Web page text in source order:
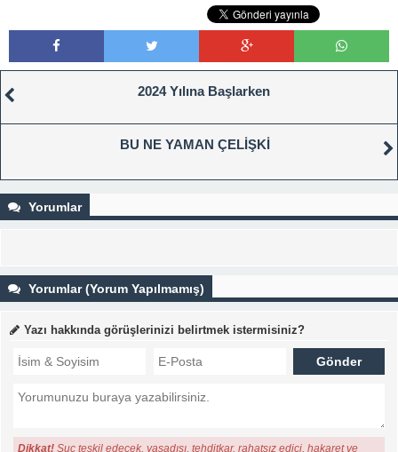
2024 Yılına Başlarken
BU NE YAMAN ÇELİŞKİ
Yorumlar
Yorumlar (Yorum Yapılmamış)
Yazı hakkında görüşlerinizi belirtmek istermisiniz?
Dikkat! Suç teşkil edecek, yasadışı, tehditkar, rahatsız edici, hakaret ve